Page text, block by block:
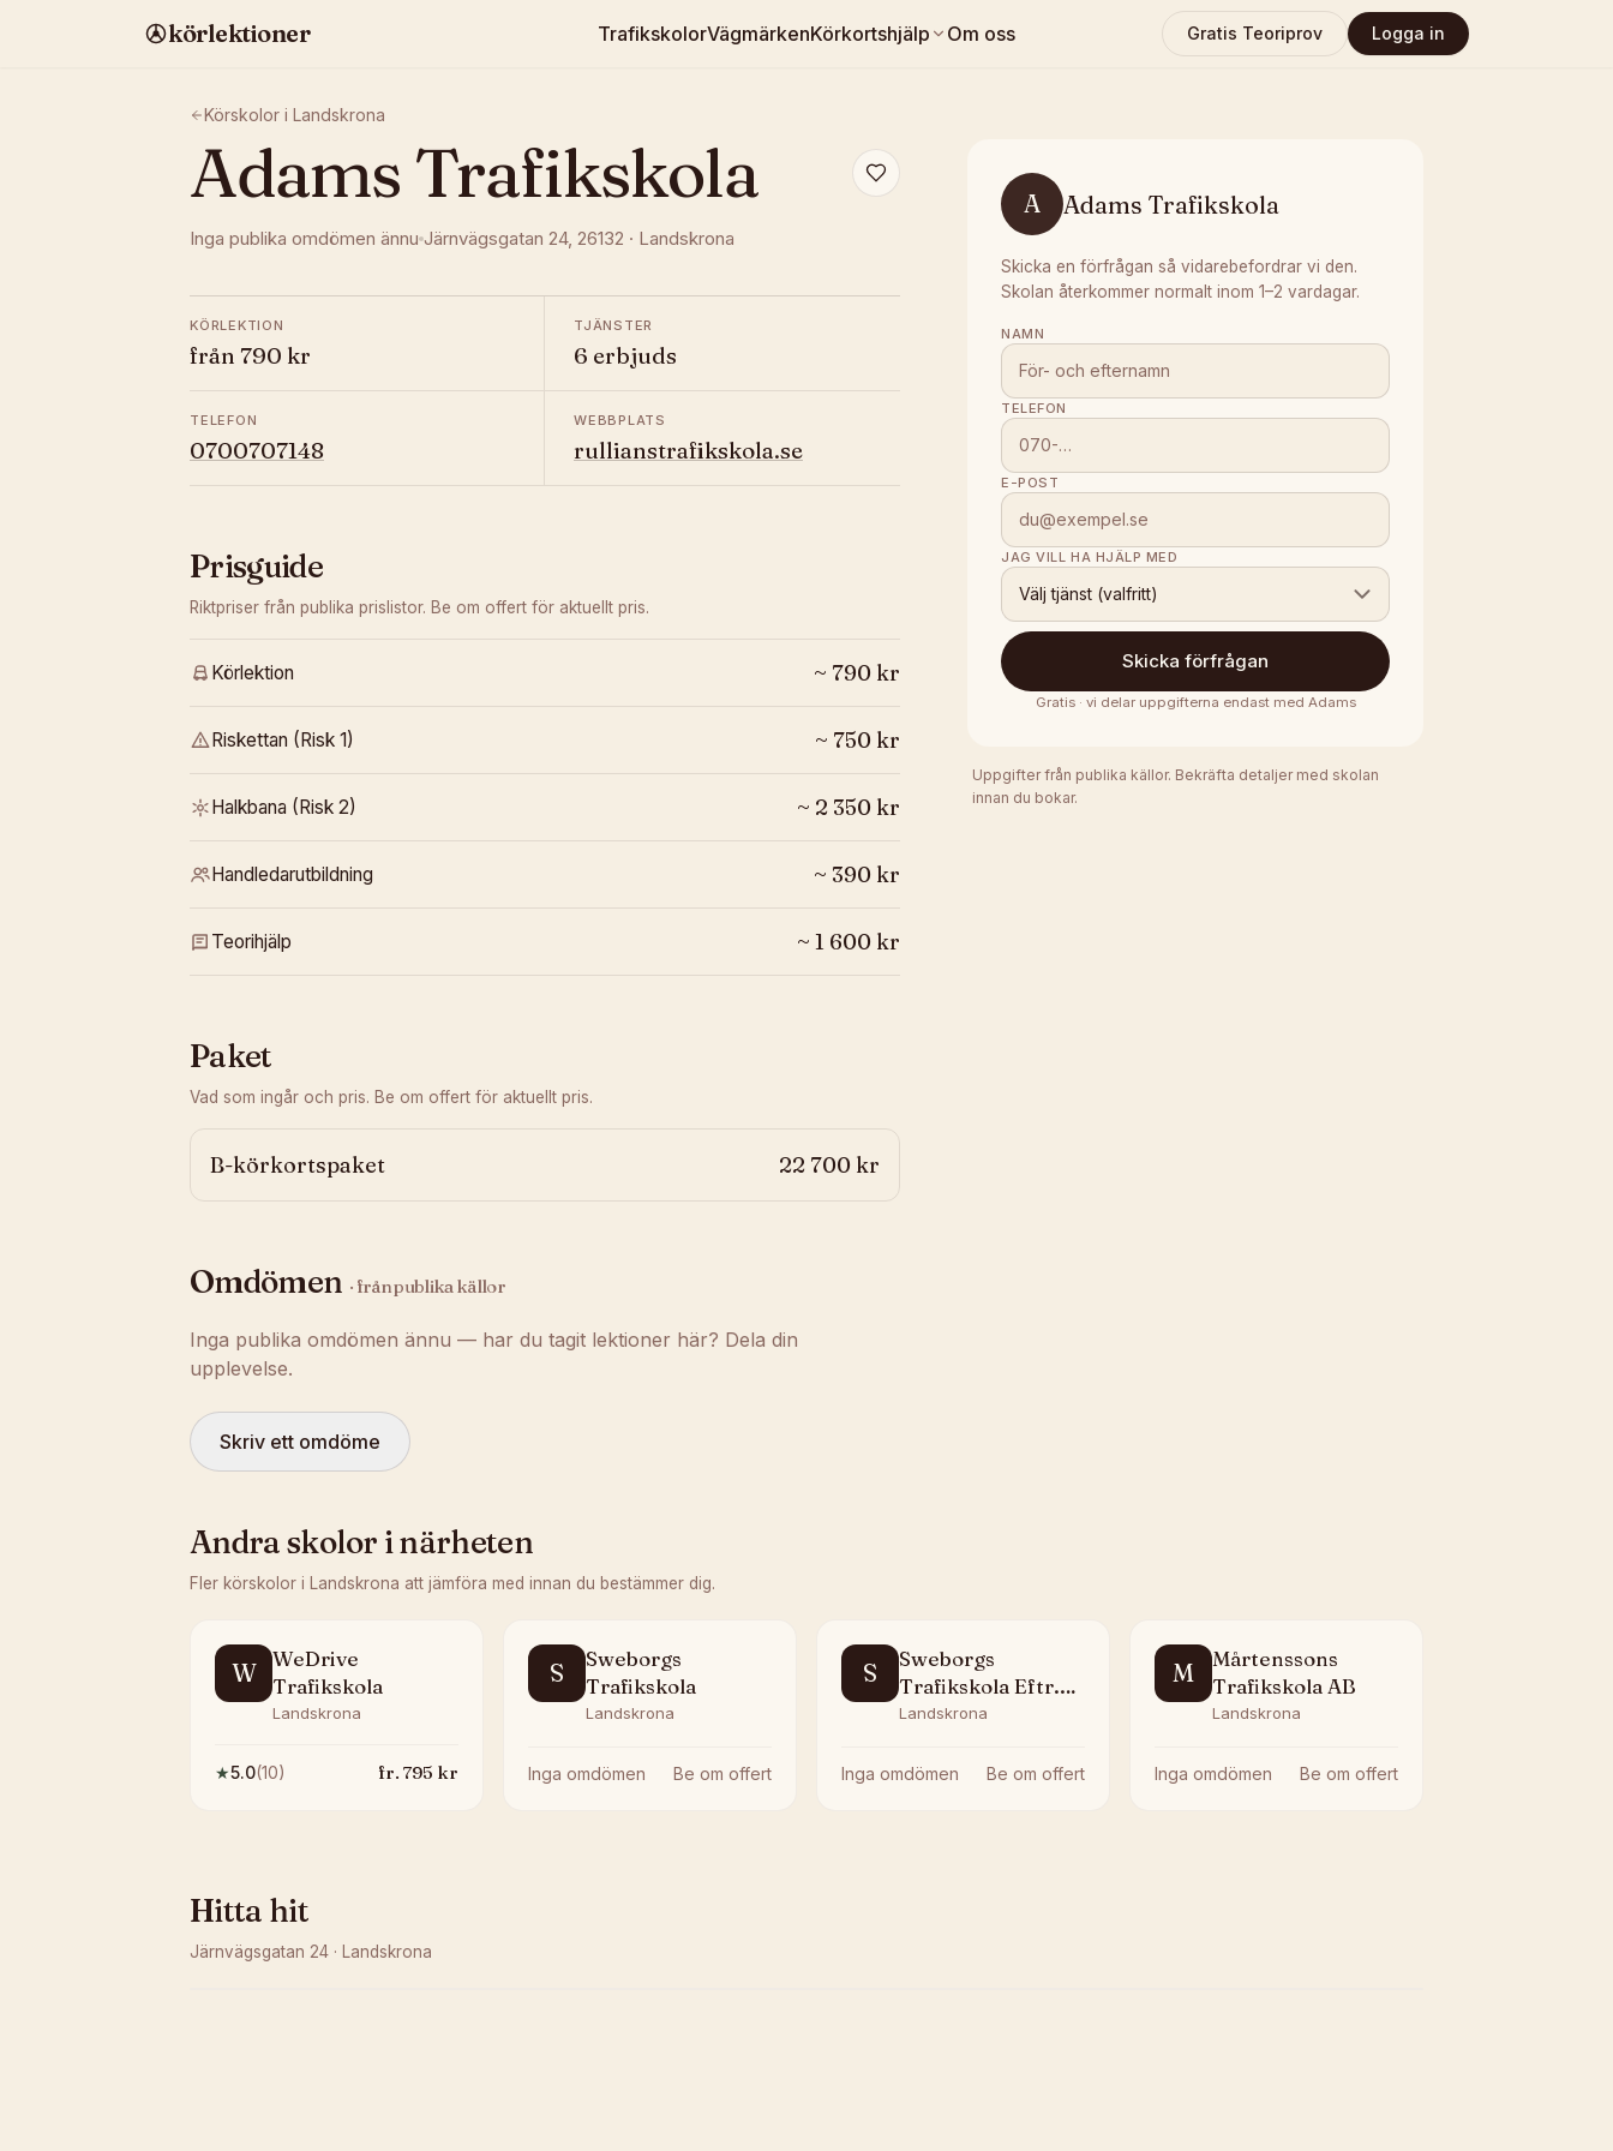
körlektioner TrafikskolorVägmärkenKörkortshjälp Om oss Gratis Teoriprov Logga in
Körskolor i Landskrona
Adams Trafikskola
Inga publika omdömen ännu Järnvägsgatan 24, 26132 · Landskrona
KÖRLEKTION
från 790 kr
TJÄNSTER
6 erbjuds
TELEFON
0700707148
WEBBPLATS
rullianstrafikskola.se
Prisguide
Riktpriser från publika prislistor. Be om offert för aktuellt pris.
Körlektion ~ 790 kr
Riskettan (Risk 1) ~ 750 kr
Halkbana (Risk 2) ~ 2 350 kr
Handledarutbildning ~ 390 kr
Teorihjälp ~ 1 600 kr
Paket
Vad som ingår och pris. Be om offert för aktuellt pris.
B-körkortspaket 22 700 kr
Omdömen · från publika källor
Inga publika omdömen ännu — har du tagit lektioner här? Dela din
upplevelse.
Skriv ett omdöme
A Adams Trafikskola
Skicka en förfrågan så vidarebefordrar vi den.
Skolan återkommer normalt inom 1–2 vardagar.
NAMN
TELEFON
E-POST
JAG VILL HA HJÄLP MED
Välj tjänst (valfritt)
Skicka förfrågan
Gratis · vi delar uppgifterna endast med Adams
Uppgifter från publika källor. Bekräfta detaljer med skolan
innan du bokar.
Andra skolor i närheten
Fler körskolor i Landskrona att jämföra med innan du bestämmer dig.
W
WeDrive
Trafikskola
Landskrona
★5.0(10) fr. 795 kr
S
Sweborgs
Trafikskola
Landskrona
Inga omdömen Be om offert
S
Sweborgs
Trafikskola Eftr.
Handelsbolag
Landskrona
Inga omdömen Be om offert
M
Mårtenssons
Trafikskola AB
Landskrona
Inga omdömen Be om offert
Hitta hit
Järnvägsgatan 24 · Landskrona